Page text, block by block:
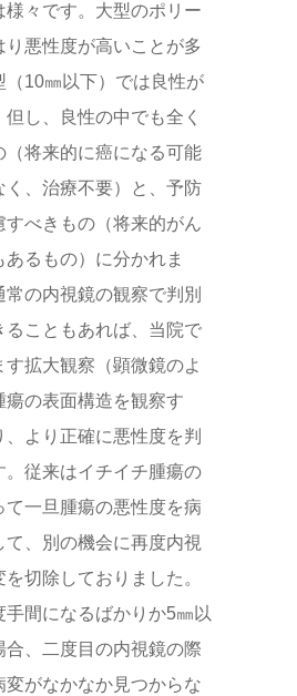
様々です。大型のポリー
り悪性度が高いことが多
（10㎜以下）では良性が
し、良性の中でも全く
（将来的に癌になる可能
く、治療不要）と、予防
すべきもの（将来的がん
るもの）に分かれま
の内視鏡の観察で判別
ることもあれば、当院で
す拡大観察（顕微鏡のよ
瘍の表面構造を観察す
、より正確に悪性度を判
。従来はイチイチ腫瘍の
て一旦腫瘍の悪性度を病
て、別の機会に再度内視
切除しておりました。
手間になるばかりか5㎜以
合、二度目の内視鏡の際
変がなかなか見つからな